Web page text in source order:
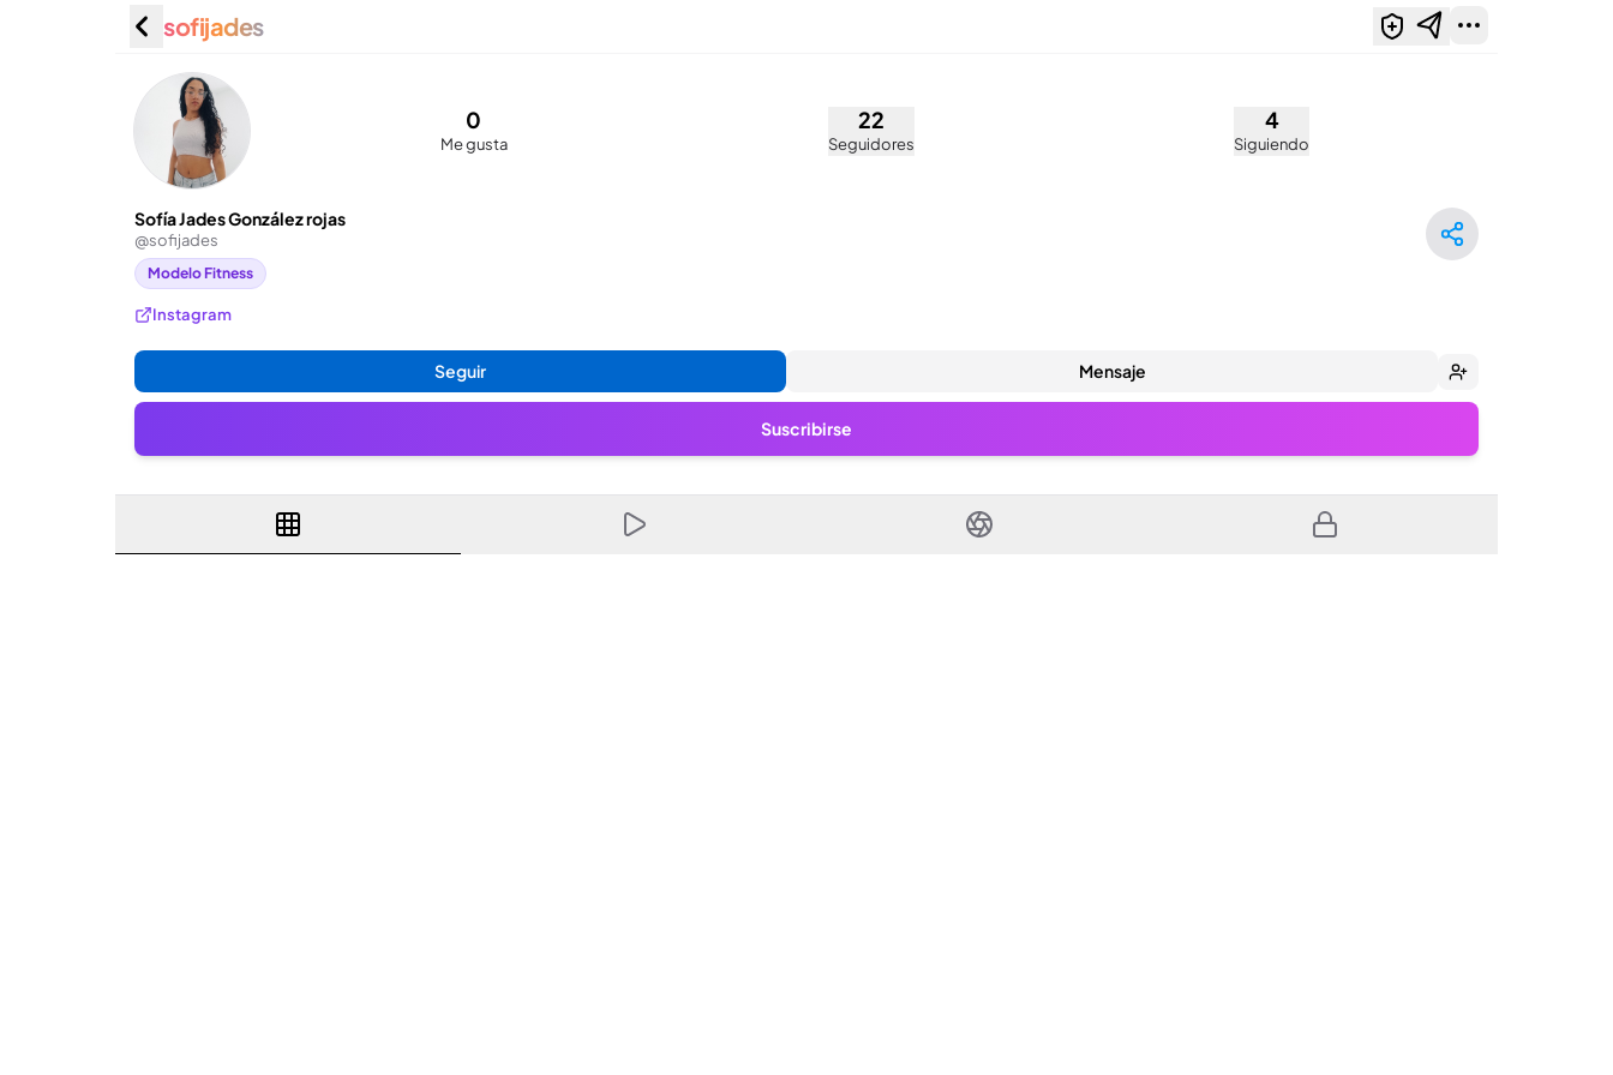
sofijades
0
Me gusta
22
Seguidores
4
Siguiendo
Sofía Jades González rojas
@sofijades
Modelo Fitness
Instagram
Seguir Mensaje
Suscribirse